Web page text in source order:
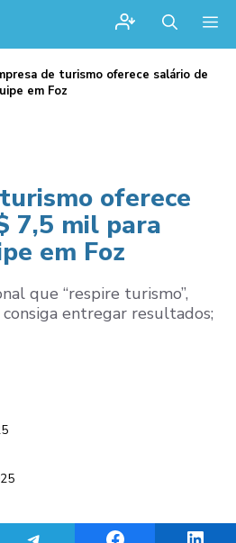
de turismo oferece salário de
em Foz
oferece
7,5 mil para
em Foz
que “respire turismo”,
consiga entregar resultados;
ThreadsShare on TelegramShare on Facebook